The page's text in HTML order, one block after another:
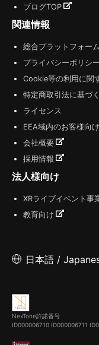
ブログTOP
関連情報
総合プラットフォー
プライバシーポリシー
Cookie等の利用に関
特定商取引法に基づ
ライセンス
EEA域内のお客様向
会社概要
採用情報
法人様向け
XRライブイベント事
教育向け
NexTone許諾番号
ID000006710 ID000006711